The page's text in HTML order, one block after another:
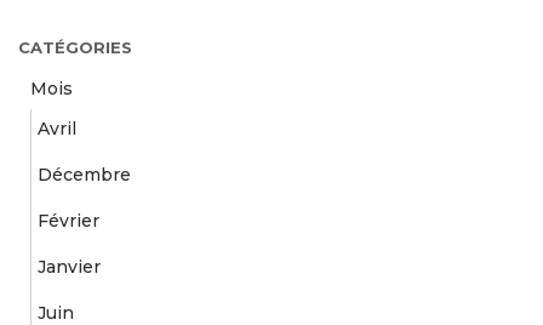
e
CATÉGORIES
Mois
Avril
Décembre
Février
Janvier
Juin